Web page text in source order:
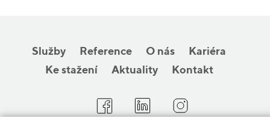
Služby Reference O nás
Kariéra
Ke stažení
Aktuality Kontakt